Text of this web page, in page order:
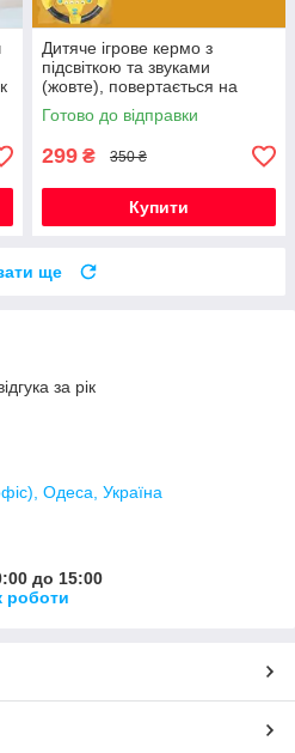
Дитяче ігрове кермо з
підсвіткою та звуками
(жовте), повертається на
360°, інтерактивна
розвиваюча іграшка
Готово до відправки
299 ₴ 350 ₴
Купити
ще
за рік
Одеса, Україна
до 15:00
роботи